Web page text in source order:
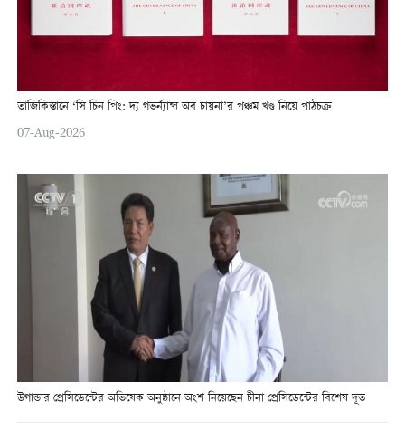
তাজিকিস্তানে ‘সি চিন পিং: দ্য গভর্ন্যান্স অব চায়না’র পঞ্চম খণ্ড নিয়ে পাঠচক্র
07-Aug-2026
উগান্ডার প্রেসিডেন্টের অভিষেক অনুষ্ঠানে অংশ নিয়েছেন চীনা প্রেসিডেন্টের বিশেষ দূত